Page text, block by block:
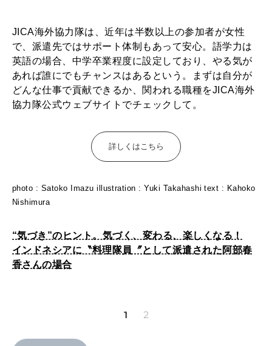
JICA海外協力隊は、近年は半数以上の参加者が女性
で、派遣先ではサポート体制もあって安心。語学力は
英語の場合、中学卒業程度に設定しており、やる気が
あれば誰にでもチャンスはあるという。まずは自分が
どんな仕事で貢献できるか、関われる職種をJICA海外
協力隊公式ウェブサイトでチェックして。
詳しくはこちら
photo : Satoko Imazu illustration : Yuki Takahashi text : Kahoko
Nishimura
“気づき”のヒント。気づく、変わる、楽しくなる！
インドネシアに〝料理隊員〞として派遣された阿部春
香さんの場合
1 2